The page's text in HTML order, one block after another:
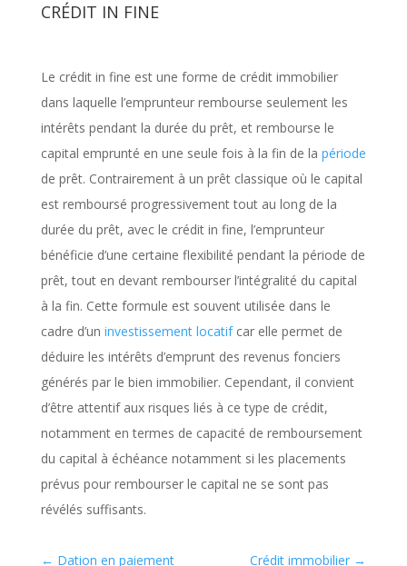
CRÉDIT IN FINE
Le crédit in fine est une forme de crédit immobilier
dans laquelle l’emprunteur rembourse seulement les
intérêts pendant la durée du prêt, et rembourse le
capital emprunté en une seule fois à la fin de la période
de prêt. Contrairement à un prêt classique où le capital
est remboursé progressivement tout au long de la
durée du prêt, avec le crédit in fine, l’emprunteur
bénéficie d’une certaine flexibilité pendant la période de
prêt, tout en devant rembourser l’intégralité du capital
à la fin. Cette formule est souvent utilisée dans le
cadre d’un investissement locatifcar elle permet de
déduire les intérêts d’emprunt des revenus fonciers
générés par le bien immobilier. Cependant, il convient
d’être attentif aux risques liés à ce type de crédit,
notamment en termes de capacité de remboursement
du capital à échéance notamment si les placements
prévus pour rembourser le capital ne se sont pas
révélés suffisants.
← Dation en paiement Crédit immobilier →